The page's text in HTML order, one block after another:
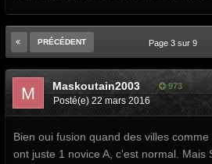
PRÉCÉDENT Page 3 sur 9
Maskoutain2003 973
Posté(e) 22 mars 2016
Bien oui fusion quand des villes
ont juste 1 novice A, c'est normal. Mais